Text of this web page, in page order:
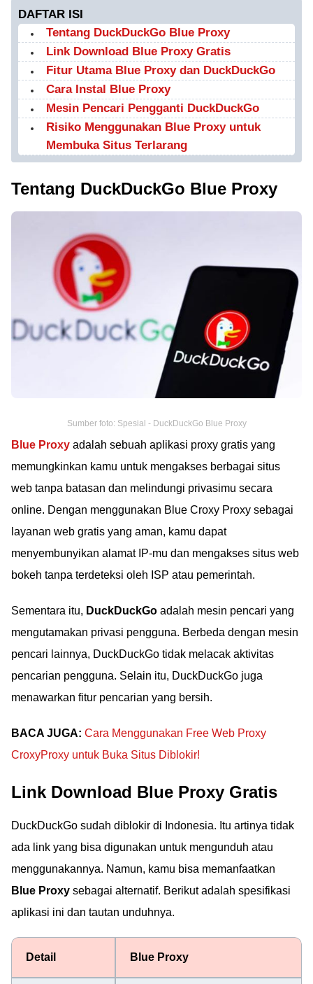
DAFTAR ISI
Tentang DuckDuckGo Blue Proxy
Link Download Blue Proxy Gratis
Fitur Utama Blue Proxy dan DuckDuckGo
Cara Instal Blue Proxy
Mesin Pencari Pengganti DuckDuckGo
Risiko Menggunakan Blue Proxy untuk
Membuka Situs Terlarang
Tentang DuckDuckGo Blue Proxy
Sumber foto: Spesial - DuckDuckGo Blue Proxy
Blue Proxy adalah sebuah aplikasi proxy gratis yang
memungkinkan kamu untuk mengakses berbagai situs
web tanpa batasan dan melindungi privasimu secara
online. Dengan menggunakan Blue Croxy Proxy sebagai
layanan web gratis yang aman, kamu dapat
menyembunyikan alamat IP-mu dan mengakses situs web
bokeh tanpa terdeteksi oleh ISP atau pemerintah.
Sementara itu, DuckDuckGo adalah mesin pencari yang
mengutamakan privasi pengguna. Berbeda dengan mesin
pencari lainnya, DuckDuckGo tidak melacak aktivitas
pencarian pengguna. Selain itu, DuckDuckGo juga
menawarkan fitur pencarian yang bersih.
BACA JUGA: Cara Menggunakan Free Web Proxy
CroxyProxy untuk Buka Situs Diblokir!
Link Download Blue Proxy Gratis
DuckDuckGo sudah diblokir di Indonesia. Itu artinya tidak
ada link yang bisa digunakan untuk mengunduh atau
menggunakannya. Namun, kamu bisa memanfaatkan
Blue Proxy sebagai alternatif. Berikut adalah spesifikasi
aplikasi ini dan tautan unduhnya.
Detail Blue Proxy